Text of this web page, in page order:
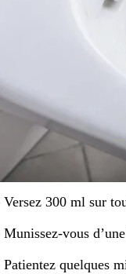
Versez 300 ml sur
Munissez-vous
Patientez quelques